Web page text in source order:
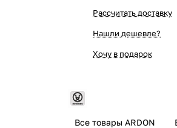
Рассчитать доставку
Нашли дешевле?
Хочу в подарок
Все товары ARDON